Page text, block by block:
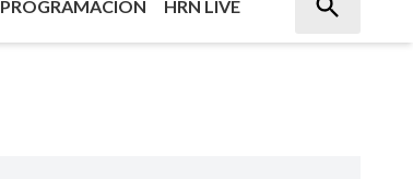
PROGRAMACIÓN HRN LIVE